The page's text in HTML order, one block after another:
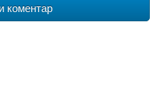
коментар